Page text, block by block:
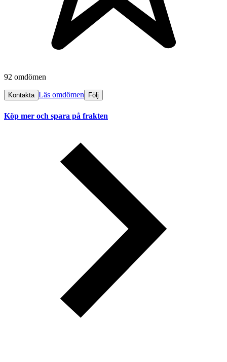
92 omdömen
Kontakta Läs omdömen Följ
Köp mer och spara på frakten